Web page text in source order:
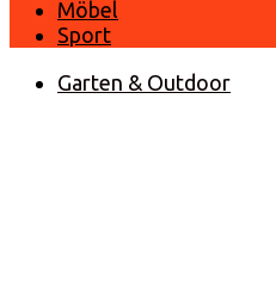
Möbel
Sport
Garten & Outdoor